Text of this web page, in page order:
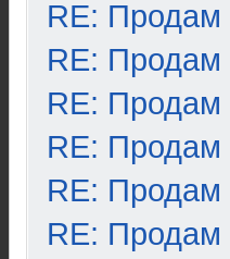
RE: Продам
RE: Продам
RE: Продам
RE: Продам
RE: Продам
RE: Продам